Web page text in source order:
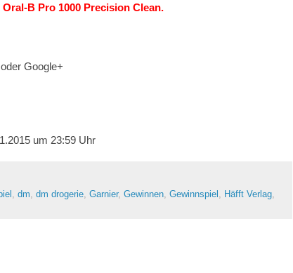
B Pro 1000 Precision Clean.
Google+
um 23:59 Uhr
, dm, dm drogerie, Garnier, Gewinnen, Gewinnspiel , Häfft Verlag,